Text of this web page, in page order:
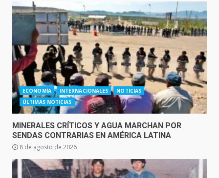
ECONOMÍA INTERNACIONALES
NOTICIAS
ÚLTIMAS NOTICIAS
MINERALES CRÍTICOS Y AGUA MARCHAN POR
SENDAS CONTRARIAS EN AMÉRICA LATINA
8 de agosto de 2026